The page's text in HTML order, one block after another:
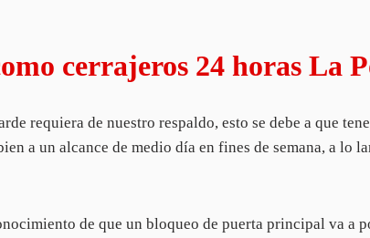
cerrajeros 24 horas La
requiera de nuestro respaldo, esto se debe a que
a un alcance de medio día en fines de semana, a lo
de que un bloqueo de puerta principal va a